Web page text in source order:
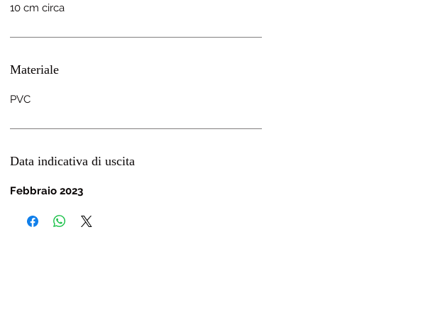
10 cm circa
Materiale
PVC
Data indicativa di uscita
Febbraio 2023